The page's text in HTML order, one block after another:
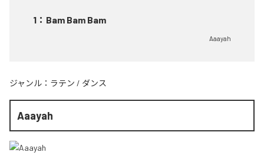
1 ： Bam Bam Bam
Aaayah
ジャンル： ラテン / ダンス
Aaayah